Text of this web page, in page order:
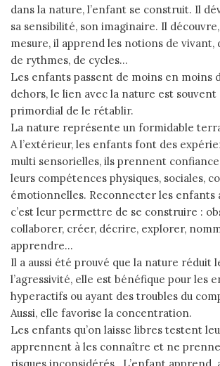
dans la nature, l’enfant se construit. Il
sa sensibilité, son imaginaire. Il
mesure, il apprend les notions de vivant,
de rythmes, de cycles…
Les enfants passent de moins en moins
dehors, le lien avec la nature est
primordial de le rétablir.
La nature représente un formidable
A l’extérieur, les enfants font des
multi sensorielles, ils prennent
leurs compétences physiques, sociales,
émotionnelles. Reconnecter les enfants
c’est leur permettre de se construire :
collaborer, créer, décrire, explorer,
apprendre…
Il a aussi été prouvé que la nature réduit
l’agressivité, elle est bénéfique pour les
hyperactifs ou ayant des troubles du
Aussi, elle favorise la concentration.
Les enfants qu’on laisse libres testent
apprennent à les connaître et ne